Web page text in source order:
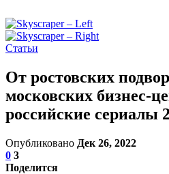
Статьи
От ростовских
московских бизнес-
российские сериалы
Опубликовано Дек 26, 2022
0 3
Поделится